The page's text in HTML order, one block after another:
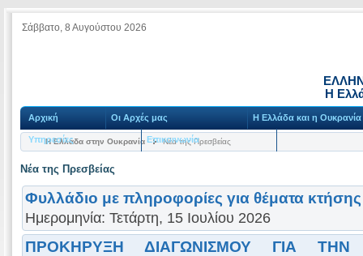
Σάββατο, 8 Αυγούστου 2026
Η
Αρχική Οι Αρχές μας Η Ελλάδα και η Ουκρανία
Υπηρεσίες Επικοινωνία
Η Ελλάδα στην Ουκρανία Νέα της Πρεσβείας
Νέα της Πρεσβείας
Φυλλάδιο με πληροφορίες για θέματα κτήσης
Ημερομηνία: Τετάρτη, 15 Ιουλίου 2026
ΠΡΟΚΗΡΥΞΗ ΔΙΑΓΩΝΙΣΜΟΥ ΓΙΑ ΤΗΝ